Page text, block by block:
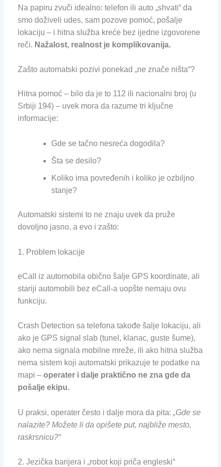
Na papiru zvuči idealno: telefon ili auto „shvati“ da
smo doživeli udes, sam pozove pomoć, pošalje
lokaciju – i hitna služba kreće bez ijedne izgovorene
reči. Nažalost, realnost je komplikovanija.
Zašto automatski pozivi ponekad „ne znače ništa“?
Hitna pomoć – bilo da je to 112 ili nacionalni broj (u
Srbiji 194) – uvek mora da razume tri ključne
informacije:
Gde se tačno nesreća dogodila?
Šta se desilo?
Koliko ima povređenih i koliko je ozbiljno
stanje?
Automatski sistemi to ne znaju uvek da pruže
dovoljno jasno, a evo i zašto:
1. Problem lokacije
eCall iz automobila obično šalje GPS koordinate, ali
stariji automobili bez eCall-a uopšte nemaju ovu
funkciju.
Crash Detection sa telefona takođe šalje lokaciju, ali
ako je GPS signal slab (tunel, klanac, guste šume),
ako nema signala mobilne mreže, ili ako hitna služba
nema sistem koji automatski prikazuje te podatke na
mapi – operater i dalje praktično ne zna gde da
pošalje ekipu.
U praksi, operater često i dalje mora da pita: „Gde se
nalazite? Možete li da opišete put, najbliže mesto,
raskrsnicu?“
2. Jezička barijera i „robot koji priča engleski“